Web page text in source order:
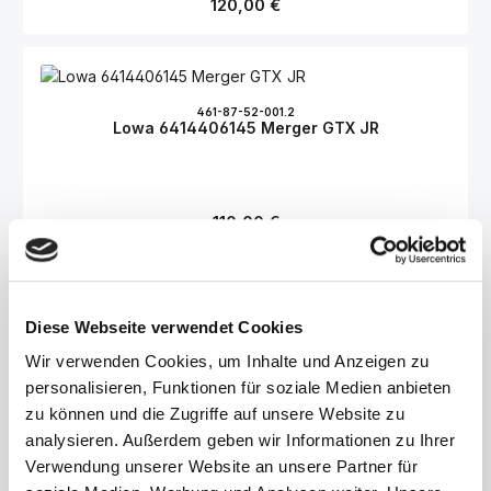
Diese Webseite verwendet Cookies
Wir verwenden Cookies, um Inhalte und Anzeigen zu
personalisieren, Funktionen für soziale Medien anbieten
zu können und die Zugriffe auf unsere Website zu
analysieren. Außerdem geben wir Informationen zu Ihrer
Verwendung unserer Website an unsere Partner für
120,00 €
461-87-52-001.2
Lowa 6414406145 Merger GTX JR
Regulärer Preis:
110,00 €
437-55-52-001.2
Was Erwachsene können, können Kids schon lange:
Multifunktionsschuhe tragen zum Beispiel. Und zwar mit
Leichtigkeit, denn das speziell an die Bedürfnisse kleiner Füße
angepasste Hybrid-Modell MERGER GTX JUNIOR VCR sorgt
definitiv für einen Hingucker. Dabei kann der wasserdichte
Halbschuh mit seinem innovativen Gesamtkonzept
beeindrucken. Denn neben einer optimalen Dämpfung und der
Regulärer Preis:
100,00 €